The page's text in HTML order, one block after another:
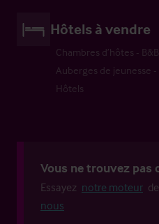
Hôtels à vendre
Chambres d’hôtes - B&B
Auberges de jeunesse -
Hôtels
Vous ne trouvez pas
Essayez notre moteur
nous